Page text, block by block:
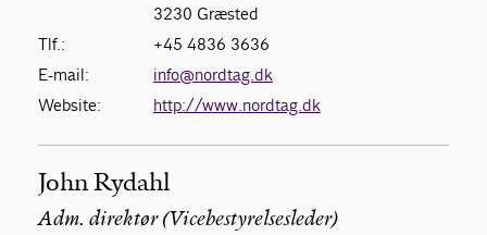
3230 Græsted
Tlf.:
+45 4836 3636
E-mail:
info@nordtag.dk
Website:
http://www.nordtag.dk
John Rydahl
Adm. direktør (Vicebestyrelsesleder)